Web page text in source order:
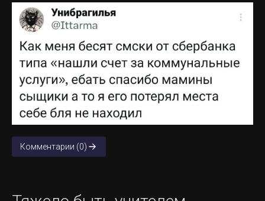
Комментарии (0)